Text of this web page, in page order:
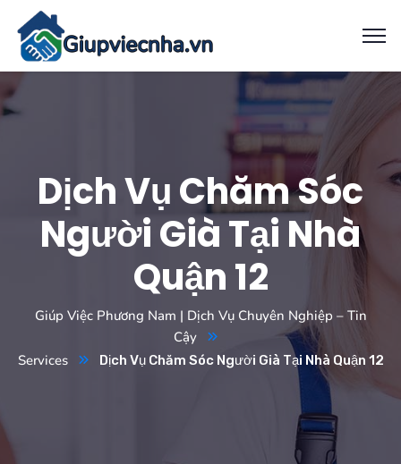
Dịch Vụ Chăm Sóc
Người Già Tại Nhà
Quận 12
Giúp Việc Phương Nam | Dịch Vụ Chuyên Nghiệp – Tin
Cậy
Services
Dịch Vụ Chăm Sóc Người Già Tại Nhà Quận 12